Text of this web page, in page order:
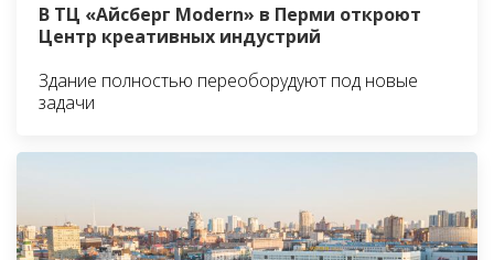
В ТЦ «Айсберг Modern» в Перми откроют
Центр креативных индустрий
Здание полностью переоборудуют под новые
задачи